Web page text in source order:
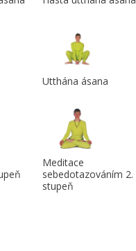
Utthána ásana
Meditace
sebedotazováním 2.
stupeň